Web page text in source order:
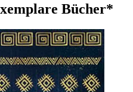
Bücher*